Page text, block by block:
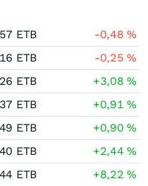
ETB -0,48%
ETB -0,25%
ETB +3,08%
ETB +0,91%
ETB +0,90%
ETB +2,44%
ETB +8,22%